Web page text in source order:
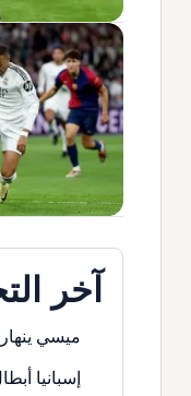
آخر
ميسي ينهار
إسبانيا